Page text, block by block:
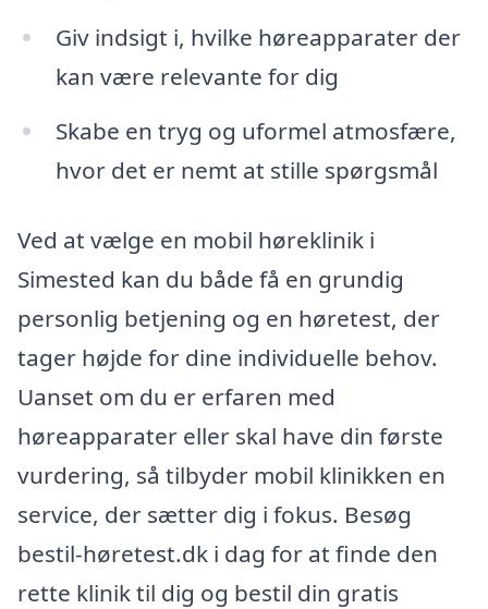
Giv indsigt i, hvilke høreapparater der
kan være relevante for dig
Skabe en tryg og uformel atmosfære,
hvor det er nemt at stille spørgsmål
Ved at vælge en mobil høreklinik i
Simested kan du både få en grundig
personlig betjening og en høretest, der
tager højde for dine individuelle behov.
Uanset om du er erfaren med
høreapparater eller skal have din første
vurdering, så tilbyder mobil klinikken en
service, der sætter dig i fokus. Besøg
bestil-høretest.dk i dag for at finde den
rette klinik til dig og bestil din gratis